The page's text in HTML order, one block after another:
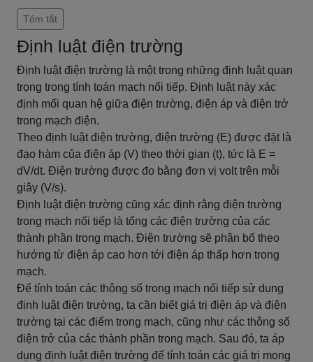
Tóm tắt
Định luật điện trường
Định luật điện trường là một trong những định luật quan
trọng trong tính toán mạch nối tiếp. Định luật này xác
định mối quan hệ giữa điện trường, điện áp và điện trở
trong mạch điện.
Theo định luật điện trường, điện trường (E) được đặt là
đạo hàm của điện áp (V) theo thời gian (t), tức là E =
dV/dt. Điện trường được đo bằng đơn vị volt trên mỗi
giây (V/s).
Định luật điện trường cũng xác định rằng điện trường
trong mạch nối tiếp là tổng các điện trường của các
thành phần trong mạch. Điện trường sẽ phân bố theo
hướng từ điện áp cao hơn tới điện áp thấp hơn trong
mạch.
Để tính toán các thông số trong mạch nối tiếp sử dụng
định luật điện trường, ta cần biết giá trị điện áp và điện
trường tại các điểm trong mạch, cũng như các thông số
điện trở của các thành phần trong mạch. Sau đó, ta áp
dụng định luật điện trường để tính toán các giá trị mong